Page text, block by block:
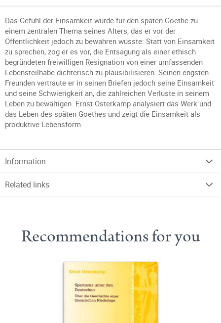
Das Gefühl der Einsamkeit wurde für den späten Goethe zu
einem zentralen Thema seines Alters, das er vor der
Öffentlichkeit jedoch zu bewahren wusste: Statt von Einsamkeit
zu sprechen, zog er es vor, die Entsagung als einer ethisch
begründeten freiwilligen Resignation von einer umfassenden
Lebensteilhabe dichterisch zu plausibilisieren. Seinen engsten
Freunden vertraute er in seinen Briefen jedoch seine Einsamkeit
und seine Schwierigkeit an, die zahlreichen Verluste in seinem
Leben zu bewältigen. Ernst Osterkamp analysiert das Werk und
das Leben des späten Goethes und zeigt die Einsamkeit als
produktive Lebensform.
Information
Related links
Recommendations for you